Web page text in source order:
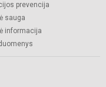
prevencija
sauga
informacija